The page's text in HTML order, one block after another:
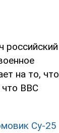
российский
на то, что
что ВВС
Су-25